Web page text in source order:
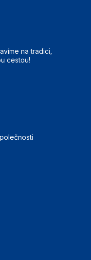
na tradici,
cestou!